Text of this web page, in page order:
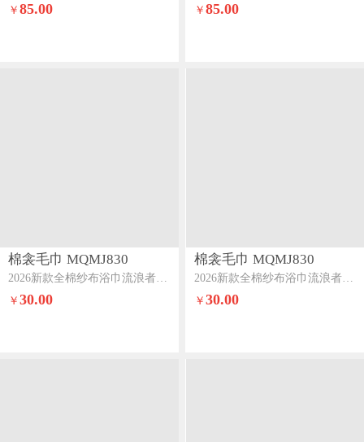
￥85.00
￥ 85.00
棉衾毛巾 MQMJ830
2026新款全棉纱布浴巾流浪者系列流苏款可爱拉布布
￥30.00
棉衾毛巾 MQMJ830
2026新款全棉纱布浴巾流浪者系列流苏款凤尾花蓝
￥ 30.00